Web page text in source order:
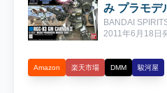
み プラモデ
BANDAI
2011年6月18日
Amazon 楽天市場 DMM 駿河屋